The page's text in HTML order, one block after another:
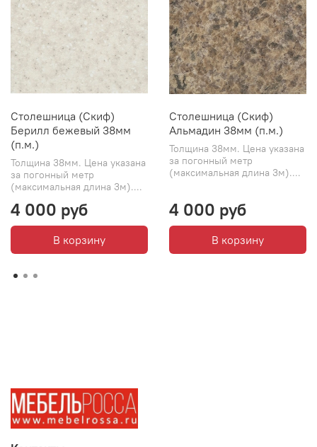
Столешница (Скиф)
Берилл бежевый 38мм
(п.м.)
Толщина 38мм. Цена указана
за погонный метр
(максимальная длина 3м)....
4 000 руб
В корзину
Столешница (Скиф)
Альмадин 38мм (п.м.)
Толщина 38мм. Цена указана
за погонный метр
(максимальная длина 3м)....
4 000 руб
В корзину